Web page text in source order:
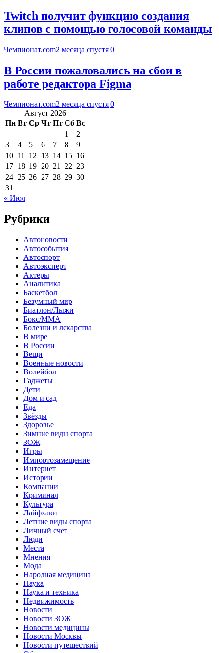
Twitch получит функцию создания
клипов с помощью голосовой команды
Чемпионат.com2 месяца спустя 0
В России пожаловались на сбои в
работе редактора Figma
Чемпионат.com2 месяца спустя 0
Август 2026
Пн Вт Ср Чт Пт Сб Вс
1
2
3
4 5 6 7 8
9
10 11 12 13 14 15 16
17 18 19 20 21 22 23
24 25 26 27 28 29 30
31
« Июл
Рубрики
Автоновости
Автособытия
Автоспорт
Автоэксперт
Актеры
Аналитика
Баскетбол
Безумный мир
Биатлон/Лыжи
Бокс/MMA
Болезни и лекарства
В мире
В России
Вещи
Военные новости
Волейбол
Гаджеты
Дети
Дом и сад
Еда
Звёзды
Здоровье
Зимние виды спорта
ЗОЖ
Игры
Импортозамещение
Интернет
Истории
Компании
Криминал
Культура
Лайфхаки
Летние виды спорта
Личный счет
Люди
Места
Мнения
Мода
Народная медицина
Наука
Наука и техника
Недвижимость
Новости
Новости ЗОЖ
Новости медицины
Новости Москвы
Новости путешествий